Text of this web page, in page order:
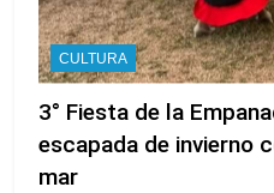
CULTURA
3° Fiesta de la
escapada de invierno
mar